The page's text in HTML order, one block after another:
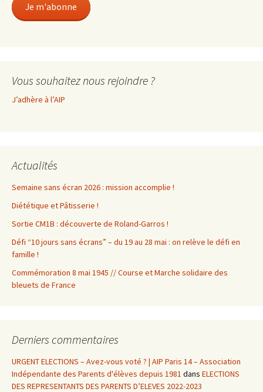
Je m'abonne
Vous souhaitez nous rejoindre ?
J’adhère à l’AIP
Actualités
Semaine sans écran 2026 : mission accomplie !
Diététique et Pâtisserie !
Sortie CM1B : découverte de Roland-Garros !
Défi “10 jours sans écrans” – du 19 au 28 mai : on relève le défi en
famille !
Commémoration 8 mai 1945 // Course et Marche solidaire des
bleuets de France
Derniers commentaires
URGENT ELECTIONS – Avez-vous voté ? | AIP Paris 14 – Association
Indépendante des Parents d'élèves depuis 1981 dans ELECTIONS
DES REPRESENTANTS DES PARENTS D’ELEVES 2022-2023